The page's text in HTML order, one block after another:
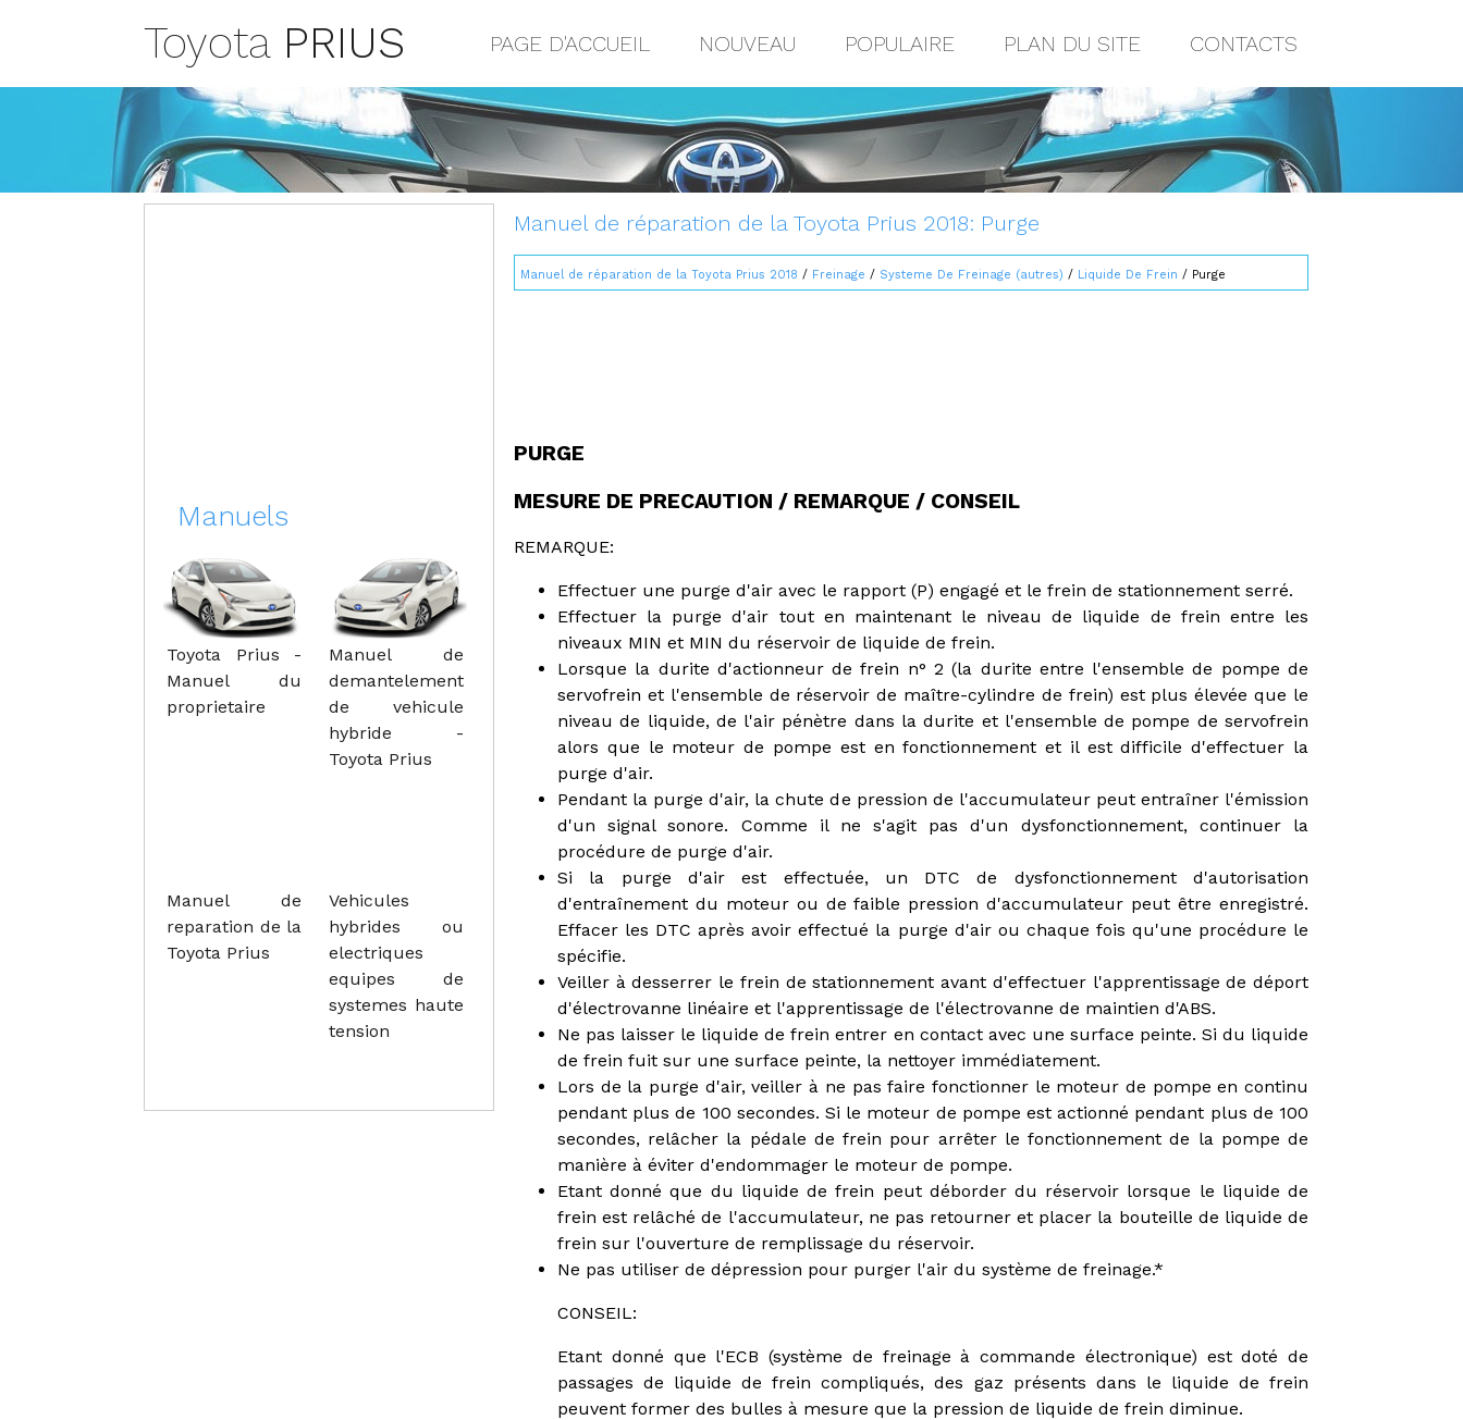
Toyota PRIUS PAGE D'ACCUEIL NOUVEAU POPULAIRE PLAN DU SITE CONTACTS
Manuel de réparation de la Toyota Prius 2018: Purge
Manuel de réparation de la Toyota Prius 2018 / Freinage / Systeme De Freinage (autres) / Liquide De Frein / Purge
PURGE
MESURE DE PRECAUTION / REMARQUE / CONSEIL
REMARQUE:
Effectuer une purge d'air avec le rapport (P) engagé et le frein de stationnement serré.
Effectuer la purge d'air tout en maintenant le niveau de liquide de frein entre les
niveaux MIN et MIN du réservoir de liquide de frein.
Lorsque la durite d'actionneur de frein n° 2 (la durite entre l'ensemble de pompe de
servofrein et l'ensemble de réservoir de maître-cylindre de frein) est plus élevée que le
niveau de liquide, de l'air pénètre dans la durite et l'ensemble de pompe de servofrein
alors que le moteur de pompe est en fonctionnement et il est difficile d'effectuer la
purge d'air.
Pendant la purge d'air, la chute de pression de l'accumulateur peut entraîner l'émission
d'un signal sonore. Comme il ne s'agit pas d'un dysfonctionnement, continuer la
procédure de purge d'air.
Si la purge d'air est effectuée, un DTC de dysfonctionnement d'autorisation
d'entraînement du moteur ou de faible pression d'accumulateur peut être enregistré.
Effacer les DTC après avoir effectué la purge d'air ou chaque fois qu'une procédure le
spécifie.
Veiller à desserrer le frein de stationnement avant d'effectuer l'apprentissage de déport
d'électrovanne linéaire et l'apprentissage de l'électrovanne de maintien d'ABS.
Ne pas laisser le liquide de frein entrer en contact avec une surface peinte. Si du liquide
de frein fuit sur une surface peinte, la nettoyer immédiatement.
Lors de la purge d'air, veiller à ne pas faire fonctionner le moteur de pompe en continu
pendant plus de 100 secondes. Si le moteur de pompe est actionné pendant plus de 100
secondes, relâcher la pédale de frein pour arrêter le fonctionnement de la pompe de
manière à éviter d'endommager le moteur de pompe.
Etant donné que du liquide de frein peut déborder du réservoir lorsque le liquide de
frein est relâché de l'accumulateur, ne pas retourner et placer la bouteille de liquide de
frein sur l'ouverture de remplissage du réservoir.
Ne pas utiliser de dépression pour purger l'air du système de freinage.*
CONSEIL:
Etant donné que l'ECB (système de freinage à commande électronique) est doté de
passages de liquide de frein compliqués, des gaz présents dans le liquide de frein
peuvent former des bulles à mesure que la pression de liquide de frein diminue.
Manuels
Toyota Prius -
Manuel du
proprietaire
Manuel de
demantelement
de vehicule
hybride -
Toyota Prius
Manuel de
reparation de la
Toyota Prius
Vehicules
hybrides ou
electriques
equipes de
systemes haute
tension